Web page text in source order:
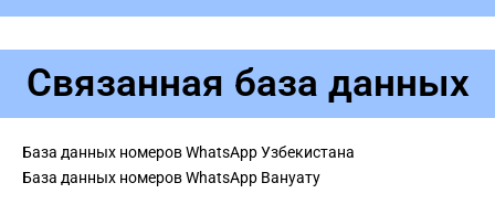
Связанная база данных
База данных номеров WhatsApp Узбекистана
База данных номеров WhatsApp Вануату